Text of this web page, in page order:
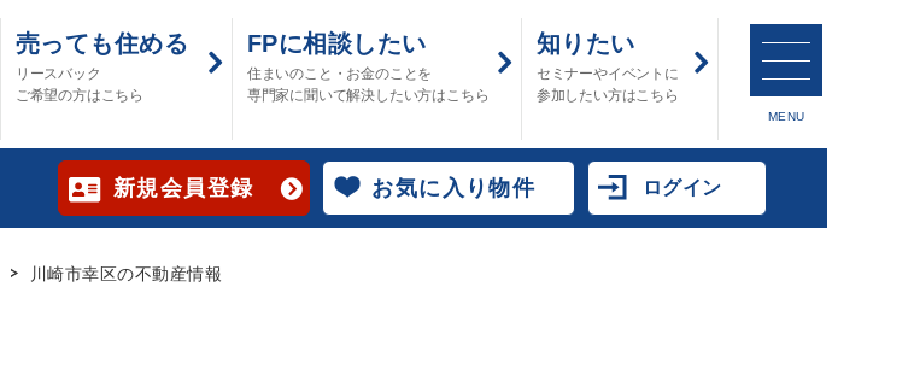
売っても住める
リースバック
ご希望の方はこちら
FPに相談したい
住まいのこと・お金のことを
専門家に聞いて解決したい方はこちら
知りたい
セミナーやイベントに
参加したい方はこちら
MENU
新規会員登録 お気に入り物件 ログイン
川崎市幸区の不動産情報